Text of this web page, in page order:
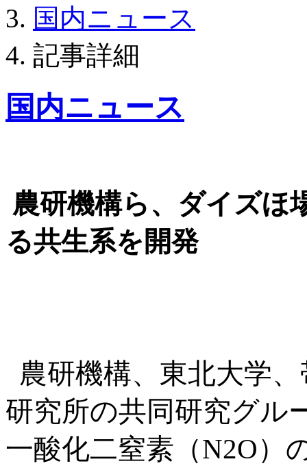
国内ニュース
記事詳細
国内ニュース
農研機構ら、ダイズほ
る共生系を開発
農研機構、東北大学
研究所の共同研究グル
一酸化二窒素（N2O）